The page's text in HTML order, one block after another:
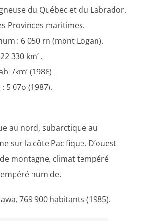
du Québec et du Labrador.
Provinces maritimes.
: 6 050 rn (mont Logan).
330 km’ .
./km’ (1986).
5 07o (1987).
au nord, subarctique au
sur la côte Pacifique. D’ouest
montagne, climat tempéré
humide.
769 900 habitants (1985).